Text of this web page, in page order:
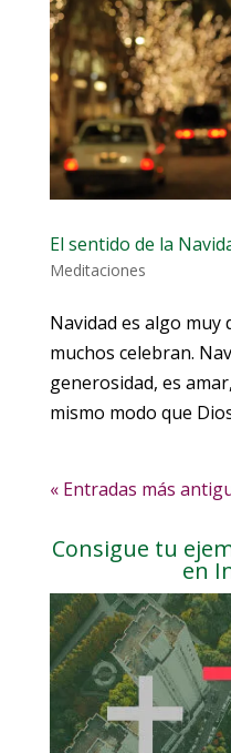
El sentido de la
Meditaciones
Navidad es algo muy
muchos celebran.
generosidad, es
mismo modo que
« Entradas más
Consigue tu
en